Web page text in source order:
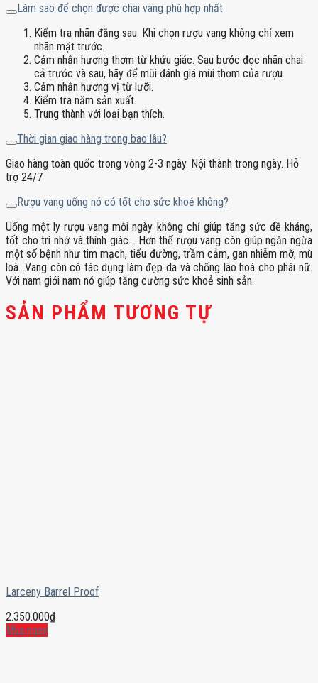
Làm sao để chọn được chai vang phù hợp nhất
Kiểm tra nhãn đằng sau. Khi chọn rượu vang không chỉ xem
nhãn mặt trước.
Cảm nhận hương thơm từ khứu giác. Sau bước đọc nhãn chai
cả trước và sau, hãy để mũi đánh giá mùi thơm của rượu.
Cảm nhận hương vị từ lưỡi.
Kiểm tra năm sản xuất.
Trung thành với loại bạn thích.
Thời gian giao hàng trong bao lâu?
Giao hàng toàn quốc trong vòng 2-3 ngày. Nội thành trong ngày. Hỗ
trợ 24/7
Rượu vang uống nó có tốt cho sức khoẻ không?
Uống một ly rượu vang mỗi ngày không chỉ giúp tăng sức đề kháng,
tốt cho trí nhớ và thính giác… Hơn thế rượu vang còn giúp ngăn ngừa
một số bệnh như tim mạch, tiểu đường, trầm cảm, gan nhiễm mỡ, mù
loà…Vang còn có tác dụng làm đẹp da và chống lão hoá cho phái nữ.
Với nam giới nam nó giúp tăng cường sức khoẻ sinh sản.
SẢN PHẨM TƯƠNG TỰ
Larceny Barrel Proof
2.350.000₫
Mua ngay